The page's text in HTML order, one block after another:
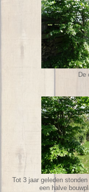
De
Tot 3 jaar geleden
een halve